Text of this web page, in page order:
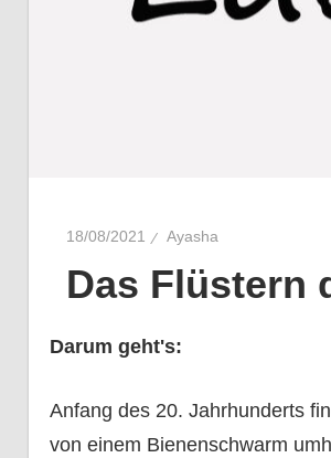
18/08/2021 Ayasha
Das Flüstern
Darum geht's:
Anfang des 20. Jahrhunderts
von einem Bienenschwarm